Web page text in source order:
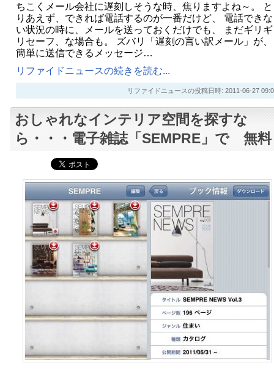
ちこくメール会社に遅刻しそうな時、焦りますよね～。 と
りあえず、できれば電話するのが一番だけど、 電話できな
い状況の時に、メールを送っておくだけでも、 まだギリギ
リセーフ、な場合も。 ズバリ「遅刻の言い訳メール」が、
簡単に送信できるメッセージ…
リファイドニュースの続きを読む...
リファイドニュースの投稿日時: 2011-06-27
おしゃれなインテリア空間を探すな
ら・・・電子雑誌「SEMPRE」で 無料